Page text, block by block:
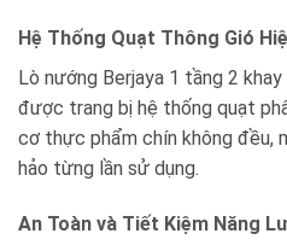
Hệ Thống Quạt Thông Gió
Lò nướng Berjaya 1 tầng 2
được trang bị hệ thống quạt
cơ thực phẩm chín không đều,
hảo từng lần sử dụng.
An Toàn và Tiết Kiệm Năng